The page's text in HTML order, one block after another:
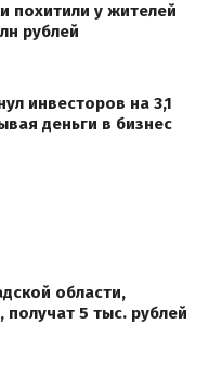
похитили у жителей
рублей
инвесторов на 3,1
деньги в бизнес
области,
5 тыс. рублей